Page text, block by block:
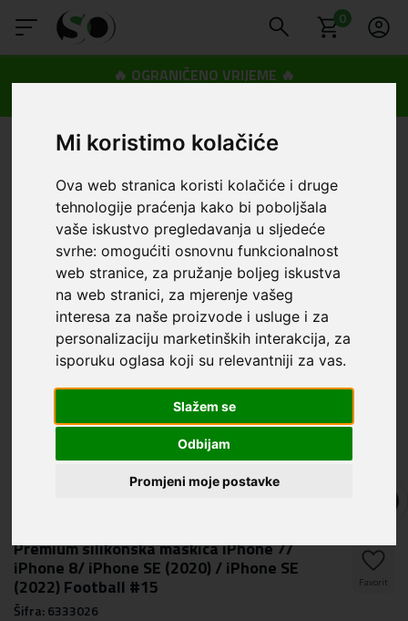
Mi koristimo kolačiće
Ova web stranica koristi kolačiće i druge
tehnologije praćenja kako bi poboljšala
vaše iskustvo pregledavanja u sljedeće
svrhe:omogućiti osnovnu funkcionalnost
web stranice, za pružanje boljeg iskustva
na web stranici, za mjerenje vašeg
interesa za naše proizvode i usluge i za
personalizaciju marketinških interakcija, za
isporuku oglasa koji su relevantniji za vas.
Slažem se
Odbijam
Promjeni moje postavke
0
🔥 OGRANIČENO VRIJEME 🔥
Premium silikonska maskica iPhone 7/
iPhone 8/ iPhone SE (2020) / iPhone SE
(2022) Football #15
Šifra: 6333026
Favorit